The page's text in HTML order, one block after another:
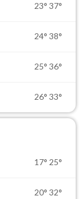
23° 37°
24° 38°
25° 36°
26° 33°
17° 25°
20° 32°